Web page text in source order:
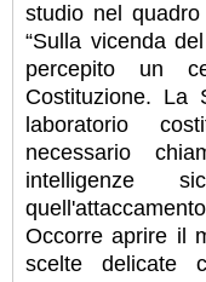
studio nel
“Sulla vicenda
percepito un
Costituzione.
laboratorio
necessario
intelligenze
Occorre aprire il
scelte delicate